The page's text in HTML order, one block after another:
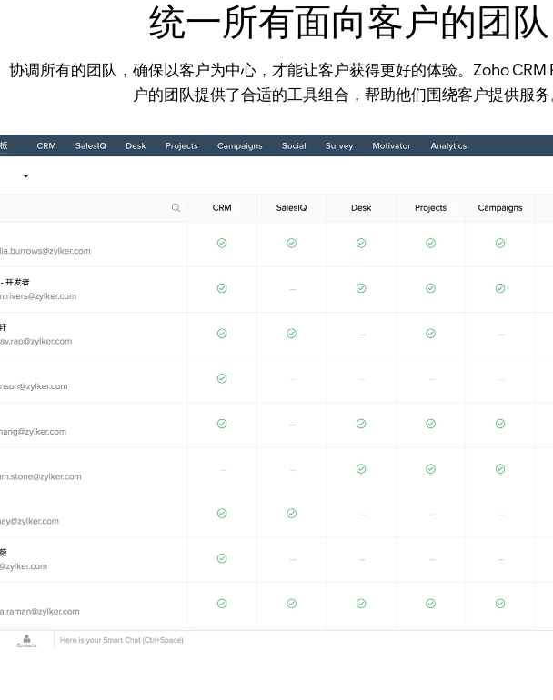
统一所有面向客户的团队
协调所有的团队，确保以客户为中心，才能让客户获得更好的体验。Zoho CRM
户的团队提供了合适的工具组合，帮助他们围绕客户提供服